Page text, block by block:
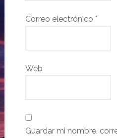
Correo electrónico *
Web
Guardar mi nombre,